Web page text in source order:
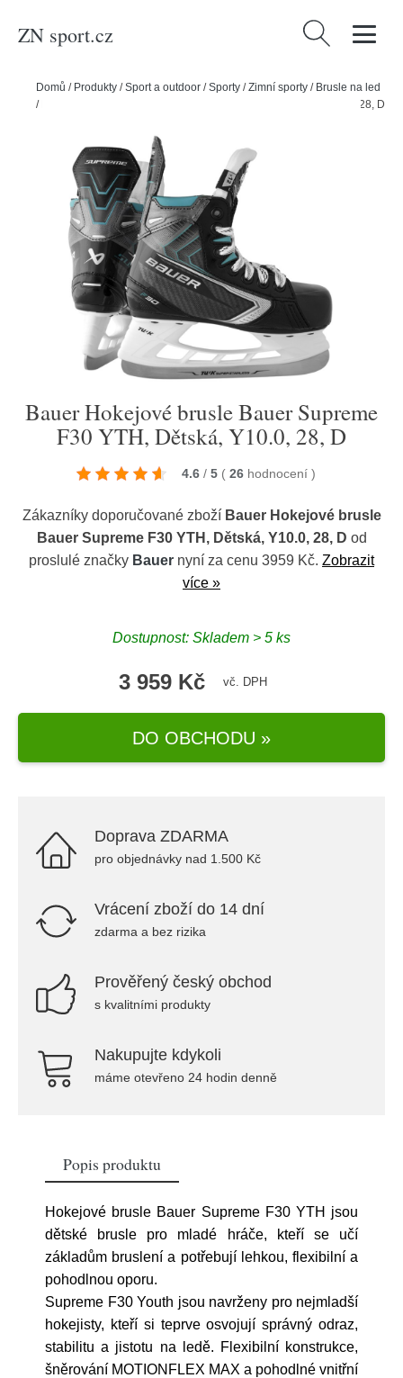
ZN sport.cz Vyhledávání
Domů / Produkty /Sport a outdoor /Sporty /Zimní sporty / Brusle na led
/
Bauer Hokejové brusle Bauer Supreme F30 YTH, Dětská, Y10.0, 28, D
Bauer Hokejové brusle Bauer Supreme
F30 YTH, Dětská, Y10.0, 28, D
4.6 / 5 ( 26 hodnocení )
Zákazníky doporučované zboží Bauer Hokejové brusle
Bauer Supreme F30 YTH, Dětská, Y10.0, 28, D od
proslulé značky Bauer nyní za cenu 3959 Kč. Zobrazit
více »
Dostupnost: Skladem > 5 ks
3 959 Kč vč. DPH
DO OBCHODU »
Doprava ZDARMA
pro objednávky nad 1.500 Kč
Vrácení zboží do 14 dní
zdarma a bez rizika
Prověřený český obchod
s kvalitními produkty
Nakupujte kdykoli
máme otevřeno 24 hodin denně
Popis produktu
Hokejové brusle Bauer Supreme F30 YTH jsou
dětské brusle pro mladé hráče, kteří se učí
základům bruslení a potřebují lehkou, flexibilní a
pohodlnou oporu.
Supreme F30 Youth jsou navrženy pro nejmladší
hokejisty, kteří si teprve osvojují správný odraz,
stabilitu a jistotu na ledě. Flexibilní konstrukce,
šněrování MOTIONFLEX MAX a pohodlné vnitřní